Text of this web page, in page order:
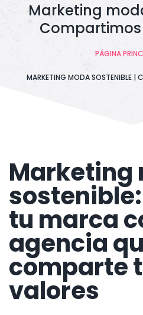
Marketing
PÁGINA
MARKETING MODA SOSTENIBLE |
Marketing
tu marca
agencia
comparte
valores